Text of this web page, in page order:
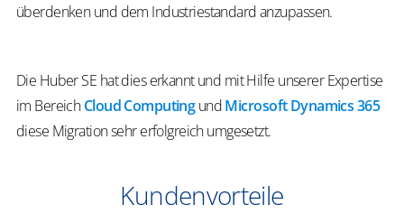
überdenken und dem Industriestandard anzupassen.
Die Huber SE hat dies erkannt und mit Hilfe unserer Expertise
im BereichCloud ComputingundMicrosoft Dynamics 365
diese Migration sehr erfolgreich umgesetzt.
Kundenvorteile